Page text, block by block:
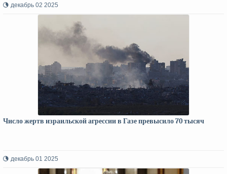
декабрь 02 2025
Число жертв израильской агрессии в Газе превысило 70 тысяч
декабрь 01 2025